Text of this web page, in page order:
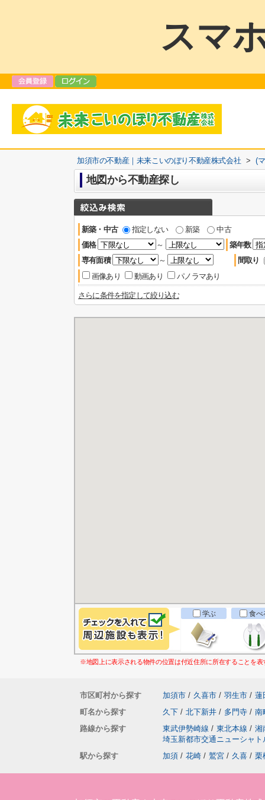
スマ
加須市の不動産｜未来こいのぼり不動産株式会社 > (
地図から不動産探し
新築・中古 指定しない 新築
中古
価格
～
築年数
専有面積
～
画像あり
動画あり パノラマあり
間取り
さらに条件を指定して絞り込む
学ぶ 食べ
※地図上に表示される物件の位置は付近住所に所在することを
市区町村から探す 加須市 / 久喜市 / 羽生市 / 蓮
町名から探す
久下 / 北下新井 / 多門寺 /
路線から探す
東武伊勢崎線 / 東北本線 / 湘
埼玉新都市交通ニューシャ
駅から探す
加須 / 花崎 / 鷲宮 / 久喜 / 栗